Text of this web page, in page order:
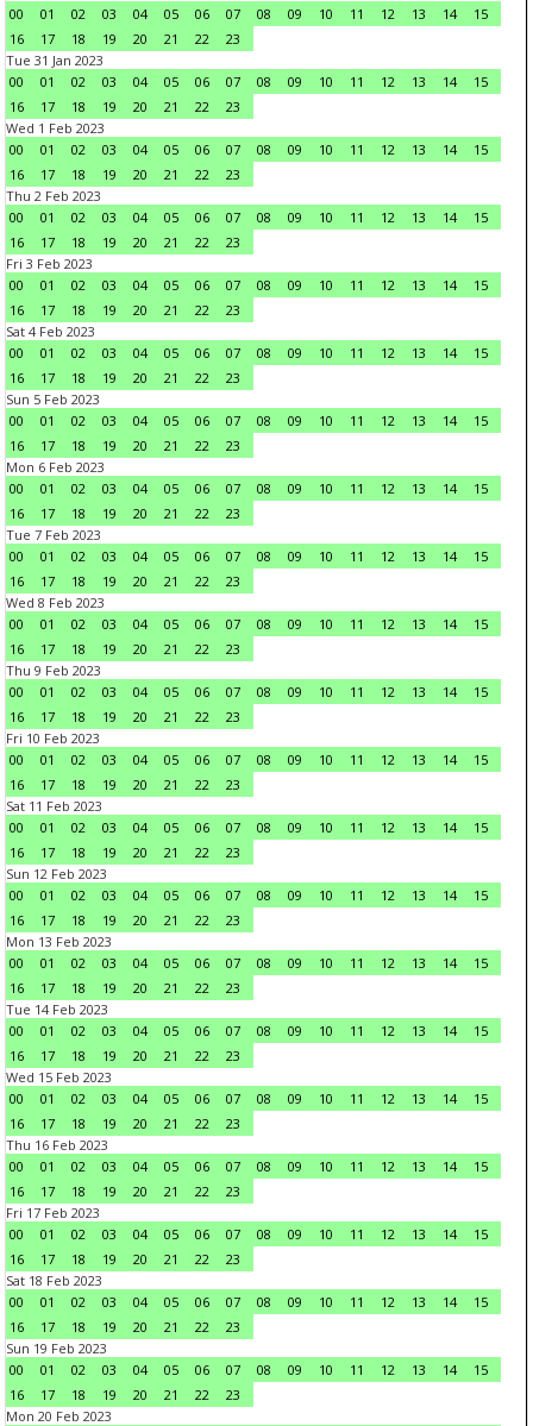
00
01 02 03 04 05 06 07 08 09 10 11 12 13 14
15
16
17 18 19 20 21 22
23
Tue 31 Jan 2023
00
01 02 03 04 05 06 07 08 09 10 11 12 13 14
15
16
17 18 19 20 21 22
23
Wed 1 Feb 2023
00
01 02 03 04 05 06 07 08 09 10 11 12 13 14
15
16
17 18 19 20 21 22
23
Thu 2 Feb 2023
00
01 02 03 04 05 06 07 08 09 10 11 12 13 14
15
16
17 18 19 20 21 22
23
Fri 3 Feb 2023
00
01 02 03 04 05 06 07 08 09 10 11 12 13 14
15
16
17 18 19 20 21 22
23
Sat 4 Feb 2023
00
01 02 03 04 05 06 07 08 09 10 11 12 13 14
15
16
17 18 19 20 21 22
23
Sun 5 Feb 2023
00
01 02 03 04 05 06 07 08 09 10 11 12 13 14
15
16
17 18 19 20 21 22
23
Mon 6 Feb 2023
00
01 02 03 04 05 06 07 08 09 10 11 12 13 14
15
16
17 18 19 20 21 22
23
Tue 7 Feb 2023
00
01 02 03 04 05 06 07 08 09 10 11 12 13 14
15
16
17 18 19 20 21 22
23
Wed 8 Feb 2023
00
01 02 03 04 05 06 07 08 09 10 11 12 13 14
15
16
17 18 19 20 21 22
23
Thu 9 Feb 2023
00
01 02 03 04 05 06 07 08 09 10 11 12 13 14
15
16
17 18 19 20 21 22
23
Fri 10 Feb 2023
00
01 02 03 04 05 06 07 08 09 10 11 12 13 14
15
16
17 18 19 20 21 22
23
Sat 11 Feb 2023
00
01 02 03 04 05 06 07 08 09 10 11 12 13 14
15
16
17 18 19 20 21 22
23
Sun 12 Feb 2023
00
01 02 03 04 05 06 07 08 09 10 11 12 13 14
15
16
17 18 19 20 21 22
23
Mon 13 Feb 2023
00
01 02 03 04 05 06 07 08 09 10 11 12 13 14
15
16
17 18 19 20 21 22
23
Tue 14 Feb 2023
00
01 02 03 04 05 06 07 08 09 10 11 12 13 14
15
16
17 18 19 20 21 22
23
Wed 15 Feb 2023
00
01 02 03 04 05 06 07 08 09 10 11 12 13 14
15
16
17 18 19 20 21 22
23
Thu 16 Feb 2023
00
01 02 03 04 05 06 07 08 09 10 11 12 13 14
15
16
17 18 19 20 21 22
23
Fri 17 Feb 2023
00
01 02 03 04 05 06 07 08 09 10 11 12 13 14
15
16
17 18 19 20 21 22
23
Sat 18 Feb 2023
00
01 02 03 04 05 06 07 08 09 10 11 12 13 14
15
16
17 18 19 20 21 22
23
Sun 19 Feb 2023
00
01 02 03 04 05 06 07 08 09 10 11 12 13 14
15
16
17 18 19 20 21 22
23
Mon 20 Feb 2023